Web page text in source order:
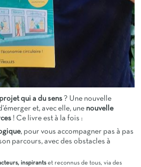
projet qui a du sens ? Une nouvelle
et, avec elle, une nouvelle
! Ce livre est à la fois :
, pour vous accompagner pas à pas
parcours, avec des obstacles à
inspirantset reconnus de tous, via des